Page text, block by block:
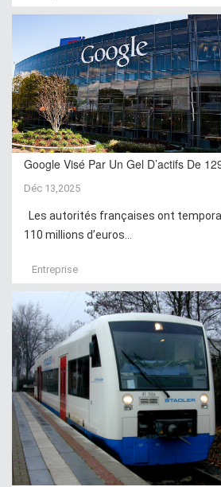
Google Visé Par Un Gel D’actifs De
Déc 13,2025
Les autorités françaises ont
110 millions d’euros...
Entreprise